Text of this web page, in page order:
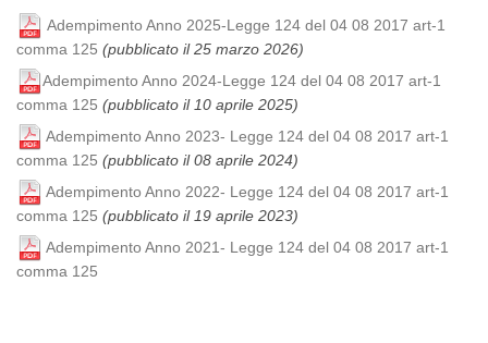
Adempimento Anno 2025-Legge 124 del 04 08 2017 art-1
comma 125 (pubblicato il 25 marzo 2026)
Adempimento Anno 2024-Legge 124 del 04 08 2017 art-1
comma 125 (pubblicato il 10 aprile 2025)
Adempimento Anno 2023- Legge 124 del 04 08 2017 art-1
comma 125 (pubblicato il 08 aprile 2024)
Adempimento Anno 2022- Legge 124 del 04 08 2017 art-1
comma 125 (pubblicato il 19 aprile 2023)
Adempimento Anno 2021- Legge 124 del 04 08 2017 art-1
comma 125